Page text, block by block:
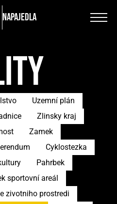
Napajedla
Uzemní plán
Zlinsky kraj
Zamek
Cyklostezka
Pahrbek
sportovní areál
zivotniho prostredi